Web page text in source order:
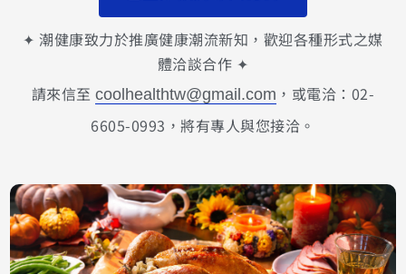
✦ 潮健康致力於推廣健康潮流新知，歡迎各種形式之媒
體洽談合作 ✦
請來信至coolhealthtw@gmail.com ，或電洽：02-
6605-0993，將有專人與您接洽。